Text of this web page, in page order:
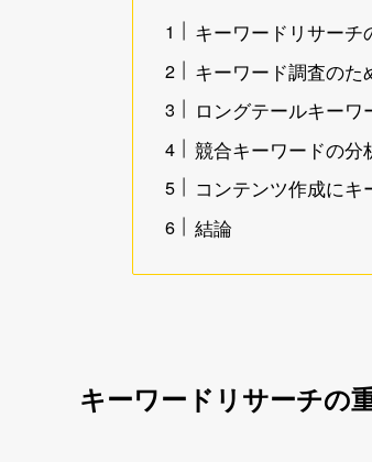
キーワードリサーチ
キーワード調査のた
ロングテールキー
競合キーワードの分
コンテンツ作成に
結論
キーワードリサーチの